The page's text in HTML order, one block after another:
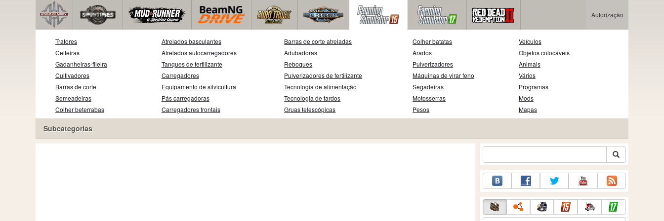
Autorização
Tratores
Ceifeiras
Gadanheiras-fileira
Cultivadores
Barras de corte
Semeadeiras
Colher beterrabas
Atrelados basculantes
Atrelados autocarregadores
Tanques de fertilizante
Carregadores
Equipamento de silvicultura
Pás carregadoras
Carregadores frontais
Barras de corte atreladas
Adubadoras
Reboques
Pulverizadores de fertilizante
Tecnologia de alimentação
Tecnologia de fardos
Gruas telescópicas
Colher batatas
Arados
Pulverizadores
Máquinas de virar feno
Segadeiras
Motosserras
Pesos
Veículos
Objetos colocáveis
Animais
Vários
Programas
Mods
Mapas
Subcategorías